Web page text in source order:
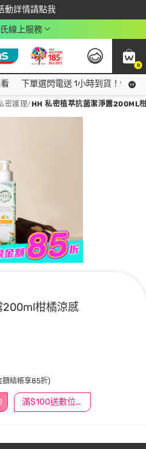
動詳情請點我
最高回饋$350
線上服務
0
下單選閃電送 1小時到貨！領神
密護理/HH 私密植萃抗菌潔淨露200ML
200ml柑橘涼感
滿$100送數位印花
額結帳享85折)